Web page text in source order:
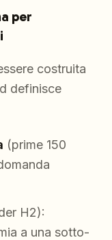
per
costruita
definisce
(prime 150
H2):
a una sotto-